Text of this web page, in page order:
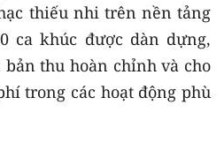
thiếu nhi trên nền tảng
ca khúc được dàn dựng,
thu hoàn chỉnh và cho
trong các hoạt động phù